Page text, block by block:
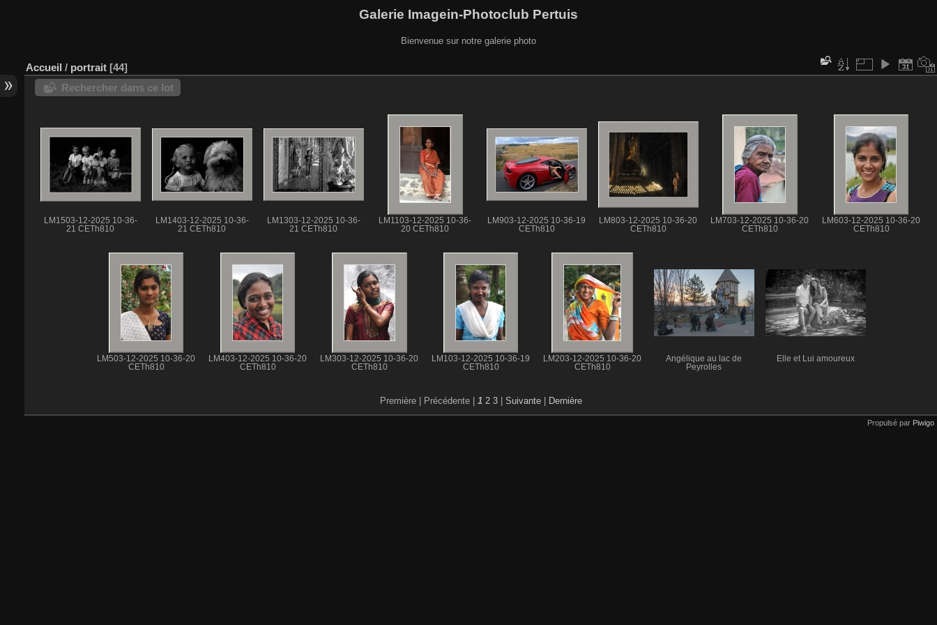
Galerie Imagein-Photoclub Pertuis
Bienvenue sur notre galerie photo
Accueil / portrait 44
Rechercher dans ce lot
LM1503-12-2025 10-36-
21 CETh810
LM1403-12-2025 10-36-
21 CETh810
LM1303-12-2025 10-36-
21 CETh810
LM1103-12-2025 10-36-
20 CETh810
LM903-12-2025 10-36-19
CETh810
LM803-12-2025 10-36-20
CETh810
LM703-12-2025 10-36-20
CETh810
LM603-12-2025 10-36-20
CETh810
LM503-12-2025 10-36-20
CETh810
LM403-12-2025 10-36-20
CETh810
LM303-12-2025 10-36-20
CETh810
LM103-12-2025 10-36-19
CETh810
LM203-12-2025 10-36-20
CETh810
Angélique au lac de
Peyrolles
Elle et Lui amoureux
Première | Précédente | 1 2 3 | Suivante | Dernière
Propulsé par Piwigo